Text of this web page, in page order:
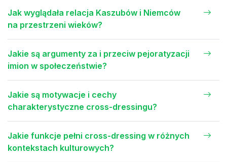
Jak wyglądała relacja Kaszubów i Niemców
na przestrzeni wieków?
Jakie są argumenty za i przeciw pejoratyzacji
imion w społeczeństwie?
Jakie są motywacje i cechy
charakterystyczne cross-dressingu?
Jakie funkcje pełni cross-dressing w różnych
kontekstach kulturowych?